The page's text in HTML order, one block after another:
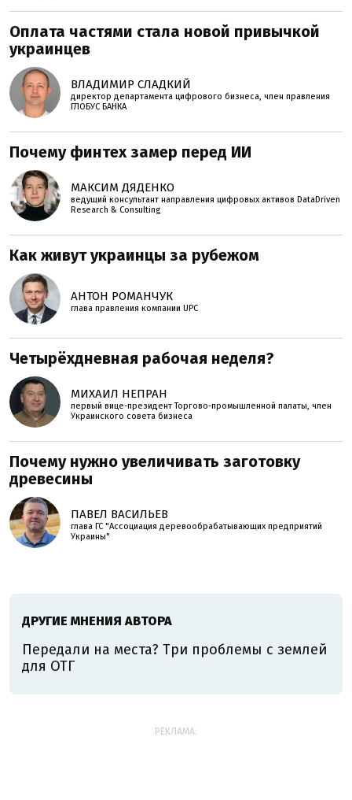
Оплата частями стала новой привычкой
украинцев
ВЛАДИМИР СЛАДКИЙ
директор департамента цифрового бизнеса, член правления
ГЛОБУС БАНКА
Почему финтех замер перед ИИ
МАКСИМ ДЯДЕНКО
ведущий консультант направления цифровых активов DataDriven
Research & Consulting
Как живут украинцы за рубежом
АНТОН РОМАНЧУК
глава правления компании UPC
Четырёхдневная рабочая неделя?
МИХАИЛ НЕПРАН
первый вице-президент Торгово-промышленной палаты, член
Украинского совета бизнеса
Почему нужно увеличивать заготовку
древесины
ПАВЕЛ ВАСИЛЬЕВ
глава ГС "Ассоциация деревообрабатывающих предприятий
Украины"
ДРУГИЕ МНЕНИЯ АВТОРА
Передали на места? Три проблемы с землей
для ОТГ
РЕКЛАМА: